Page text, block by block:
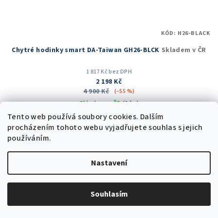
Tento web používá soubory cookies. Dalším
procházením tohoto webu vyjadřujete souhlas s jejich
používáním.
Nastavení
Souhlasím
Chytré hodinky smart DA-Taiwan GH26-BLCK Skladem v ČR
1 817 Kč bez DPH
2 198 Kč
4 900 Kč
(–55 %)
Skladem v ČR(2 ks)
Průměrné
hodnocení
z
5
KÓD: H26-BLACK
O
v
l
Chytré hodinky (smart hodinky) jsou speciální typ hodinek, které